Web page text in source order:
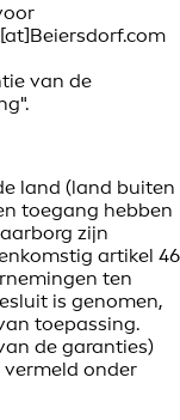
van de
land (land buiten
toegang hebben
zijn
artikel 46
ten
is genomen,
toepassing.
de garanties)
onder